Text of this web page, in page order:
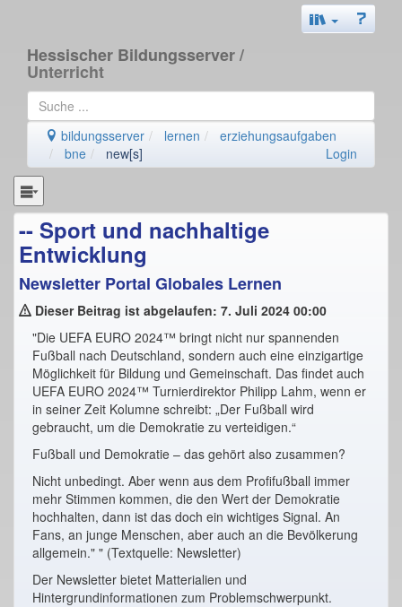
Hessischer Bildungsserver/
Unterricht
bildungsserver lernen
erziehungsaufgaben
bne
new[s] Login
-- Sport und nachhaltige
Entwicklung
Newsletter Portal Globales Lernen
Dieser Beitrag ist abgelaufen: 7. Juli 2024 00:00
"Die UEFA EURO 2024™ bringt nicht nur spannenden
Fußball nach Deutschland, sondern auch eine einzigartige
Möglichkeit für Bildung und Gemeinschaft. Das findet auch
UEFA EURO 2024™ Turnierdirektor Philipp Lahm, wenn er
in seiner Zeit Kolumne schreibt: „Der Fußball wird
gebraucht, um die Demokratie zu verteidigen.“
Fußball und Demokratie – das gehört also zusammen?
Nicht unbedingt. Aber wenn aus dem Profifußball immer
mehr Stimmen kommen, die den Wert der Demokratie
hochhalten, dann ist das doch ein wichtiges Signal. An
Fans, an junge Menschen, aber auch an die Bevölkerung
allgemein." " (Textquelle: Newsletter)
Der Newsletter bietet Matterialien und
Hintergrundinformationen zum Problemschwerpunkt.